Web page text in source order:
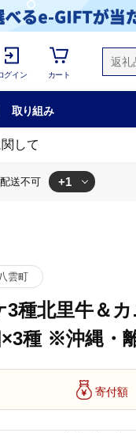
グイン カート
取り組み
して
送不可 +1
雲町
3種北里牛＆
種 ※沖縄・
寄付額